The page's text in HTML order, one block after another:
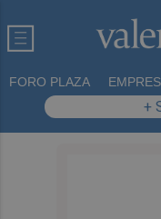
FORO PLAZA
+